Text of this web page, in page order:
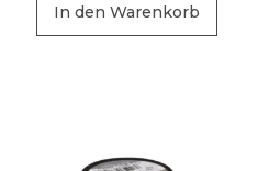
In den Warenkorb